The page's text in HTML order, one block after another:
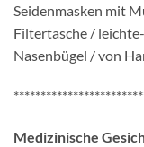
Seidenmasken mit
Filtertasche /
Nasenbügel / von
Medizinische